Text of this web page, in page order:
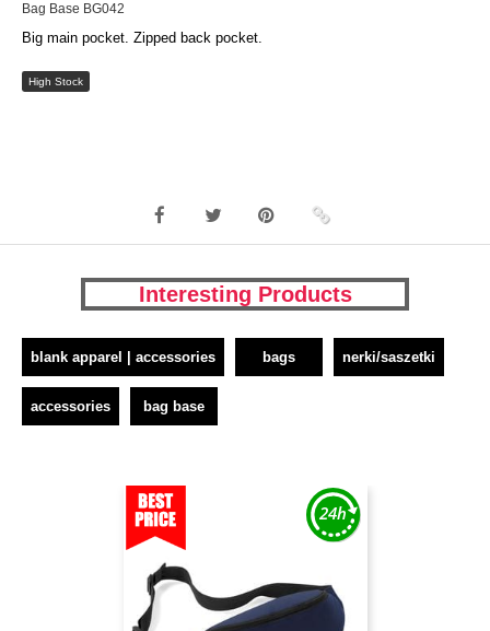
Bag Base BG042
Big main pocket. Zipped back pocket.
High Stock
Interesting Products
blank apparel | accessories bags nerki/saszetki
accessories bag base